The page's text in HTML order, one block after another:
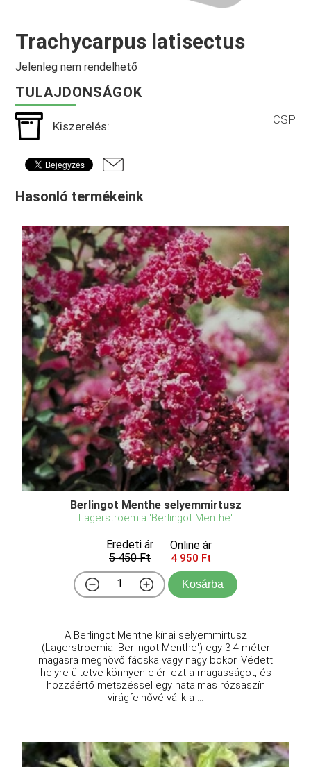
Trachycarpus latisectus
Jelenleg nem rendelhető
TULAJDONSÁGOK
Kiszerelés: CSP
Hasonló termékeink
Berlingot Menthe selyemmirtusz
Lagerstroemia 'Berlingot Menthe'
Eredeti ár
5 450 Ft
Online ár
4 950 Ft
Kosárba
A Berlingot Menthe kínai selyemmirtusz
(Lagerstroemia 'Berlingot Menthe') egy 3-4 méter
magasra megnövő fácska vagy nagy bokor. Védett
helyre ültetve könnyen eléri ezt a magasságot, és
hozzáértő metszéssel egy hatalmas rózsaszín
virágfelhővé válik a ...